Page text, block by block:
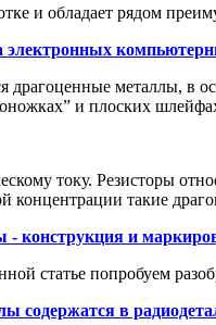
и обладает рядом
электронных
драгоценные металлы, в
и плоских
току. Резисторы
концентрации такие
- конструкция и
статье попробуем
содержатся в